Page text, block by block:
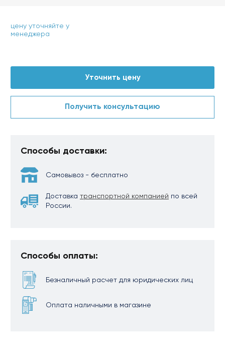
цену уточняйте у
менеджера
Уточнить цену
Получить консультацию
Способы доставки:
Самовывоз - бесплатно
Доставка транспортной компанией по всей
России.
Способы оплаты:
Безналичный расчет для юридических лиц
Оплата наличными в магазине